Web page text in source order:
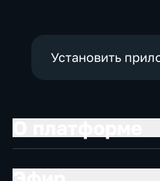
Установить